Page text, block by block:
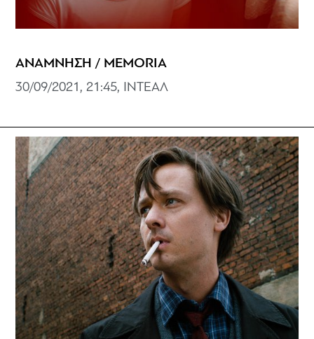
ΑΝΑΜΝΗΣΗ / MEMORIA
30/09/2021, 21:45, ΙΝΤΕΑΛ